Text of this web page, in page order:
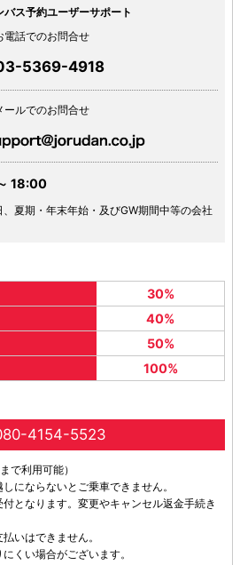
バス予約ユーザーサポート
電話でのお問合せ
5369-4918
ールでのお問合せ
18:00
夏期・年末年始・及びGW期間中等の会社
30%
40%
50%
100%
4154-5523
で利用可能）
にならないとご乗車できません。
となります。変更やキャンセル返金手続き
いはできません。
くい場合がございます。